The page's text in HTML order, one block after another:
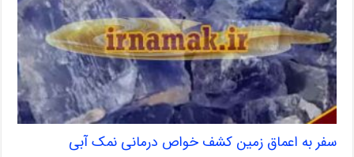
سفر به اعماق زمین کشف خواص درمانی نمک آبی